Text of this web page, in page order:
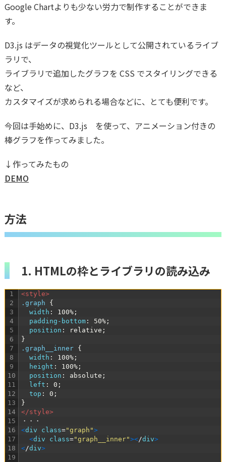
Google Chartよりも少ない労力で制作することができま
す。
D3.js はデータの視覚化ツールとして公開されているライブ
ラリで、
ライブラリで追加したグラフを CSS でスタイリングできる
など、
カスタマイズが求められる場合などに、とても便利です。
今回は手始めに、D3.js を使って、アニメーション付きの
棒グラフを作ってみました。
↓作ってみたもの
DEMO
方法
1. HTMLの枠とライブラリの読み込み
1
2
3
4
5
6
7
8
9
10
11
12
13
14
15
16
17
18
19
<style>
.graph {
width : 100%;
padding-bottom: 50%;
position : relative ;
}
.graph__inner {
width : 100%;
height : 100%;
position : absolute ;
left : 0 ;
top : 0 ;
}
</style>
・・・
<div class="graph">
<div class="graph__inner"></div>
</div>